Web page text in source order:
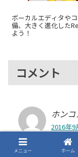
ボーカルエディタや
備、大きく進化した
よう！
コメント
ホン
2016年9
Studio One 3
メニュー ホーム